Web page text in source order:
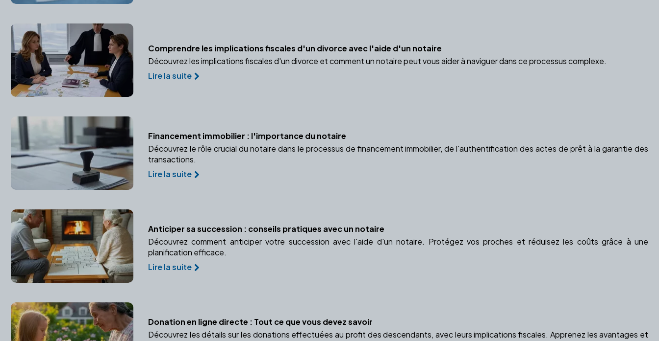
Comprendre les implications fiscales d'un divorce avec l'aide d'un notaire
Découvrez les implications fiscales d'un divorce et comment un notaire peut vous aider à naviguer dans ce processus complexe.
Lire la suite
Financement immobilier : l'importance du notaire
Découvrez le rôle crucial du notaire dans le processus de financement immobilier, de l'authentification des actes de prêt à la garantie des
transactions.
Lire la suite
Anticiper sa succession : conseils pratiques avec un notaire
Découvrez comment anticiper votre succession avec l'aide d'un notaire. Protégez vos proches et réduisez les coûts grâce à une
planification efficace.
Lire la suite
Donation en ligne directe : Tout ce que vous devez savoir
Découvrez les détails sur les donations effectuées au profit des descendants, avec leurs implications fiscales. Apprenez les avantages et